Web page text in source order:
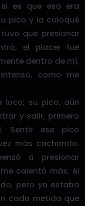
es que eso era
pico y la coloqué
que presionar
el placer fue
dentro de mí,
como me
loco; su pico, aún
y salir, primero
Sentir ese pico
más cachondo.
a presionar
calentó más, él
pero yo estaba
cada metida que